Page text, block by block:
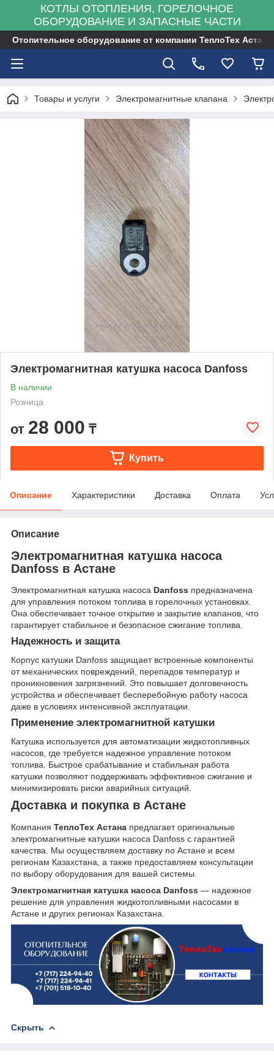
КОТЛЫ ОТОПЛЕНИЯ, ГОРЕЛОЧНОЕ
ОБОРУДОВАНИЕ И ЗАПАСНЫЕ ЧАСТИ
Отопительное оборудование от компании ТеплоТех Астана
Товары и услуги Электромагнитные клапана
Электромагнитная катушка насоса Danfoss
В наличии
Розница
от 28 000 ₸
Купить
Описание Характеристики Доставка Оплата
Описание
Электромагнитная катушка насоса
Danfoss в Астане
Электромагнитная катушка насоса Danfoss предназначена
для управления потоком топлива в горелочных установках.
Она обеспечивает точное открытие и закрытие клапанов, что
гарантирует стабильное и безопасное сжигание топлива.
Надежность и защита
Корпус катушки Danfoss защищает встроенные компоненты
от механических повреждений, перепадов температур и
проникновения загрязнений. Это повышает долговечность
устройства и обеспечивает бесперебойную работу насоса
даже в условиях интенсивной эксплуатации.
Применение электромагнитной катушки
Катушка используется для автоматизации жидкотопливных
насосов, где требуется надежное управление потоком
топлива. Быстрое срабатывание и стабильная работа
катушки позволяют поддерживать эффективное сжигание и
минимизировать риски аварийных ситуаций.
Доставка и покупка в Астане
Компания ТеплоТех Астана предлагает оригинальные
электромагнитные катушки насоса Danfoss с гарантией
качества. Мы осуществляем доставку по Астане и всем
регионам Казахстана, а также предоставляем консультации
по выбору оборудования для вашей системы.
Электромагнитная катушка насоса Danfoss — надежное
решение для управления жидкотопливными насосами в
Астане и других регионах Казахстана.
Скрыть